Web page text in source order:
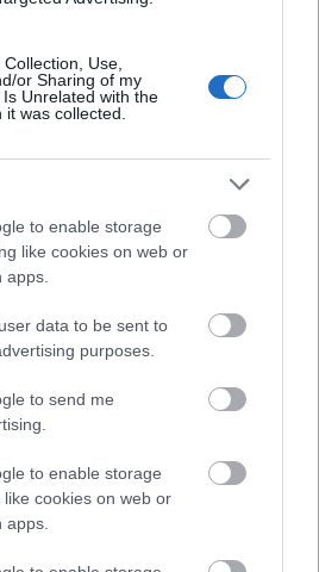
Use,
or Sharing of my
Unrelated with the
was collected.
to enable storage
like cookies on web or
data to be sent to
purposes.
to send me
to enable storage
cookies on web or
bűncselekmény, ami
hasonlítana valami
és kellemeshez, mint ez,
a testi szerelemhez.
nehéz mit kezdenie vele a
az udvarlással.
tett kéz csak egy combra tett
pontosan érzi, simogatás
Hatalom.”- írja
az egyik problémát. A
fél úgy érzi, átmegy
komfortzónáját az, amit a
szó egy derék alá csúszott
füttyögő sofőrökről, vagy
is korlátozó bezárt ajtók